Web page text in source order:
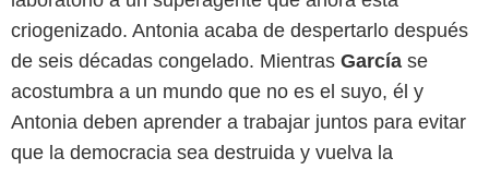
criogenizado. Antonia acaba de despertarlo después
de seis décadas congelado. Mientras García se
acostumbra a un mundo que no es el suyo, él y
Antonia deben aprender a trabajar juntos para evitar
que la democracia sea destruida y vuelva la